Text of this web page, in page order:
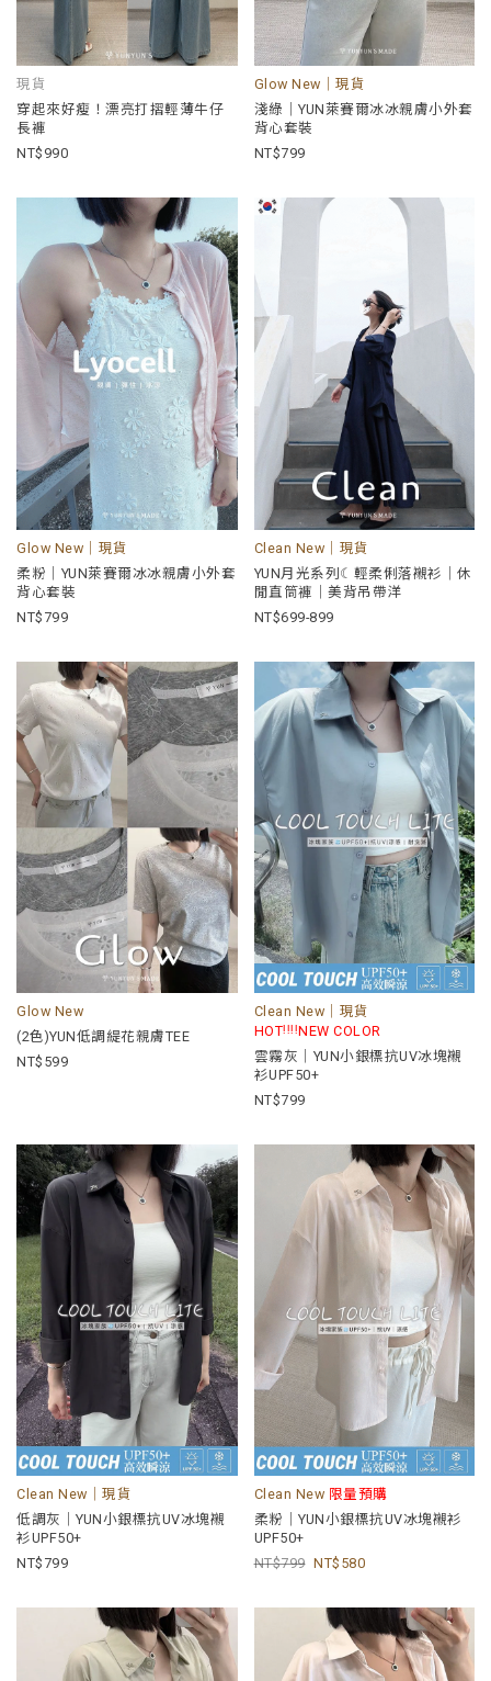
現貨
穿起來好瘦！漂亮打摺輕薄牛仔
長褲
990
Glow New｜現貨
淺綠｜YUN萊賽爾冰冰親膚小外套
背心套裝
799
Glow New｜現貨
柔粉｜YUN萊賽爾冰冰親膚小外套
背心套裝
799
Clean New｜現貨
YUN月光系列☾輕柔俐落襯衫｜休
閒直筒褲｜美背吊帶洋
699-899
Glow New
(2色)YUN低調緹花親膚TEE
599
Clean New｜現貨
HOTᵎᵎᵎᵎNEW COLOR
雲霧灰｜YUN小銀標抗UV冰塊襯
衫UPF50+
799
Clean New｜現貨
低調灰｜YUN小銀標抗UV冰塊襯
衫UPF50+
799
Clean New 限量預購
柔粉｜YUN小銀標抗UV冰塊襯衫
UPF50+
799
580